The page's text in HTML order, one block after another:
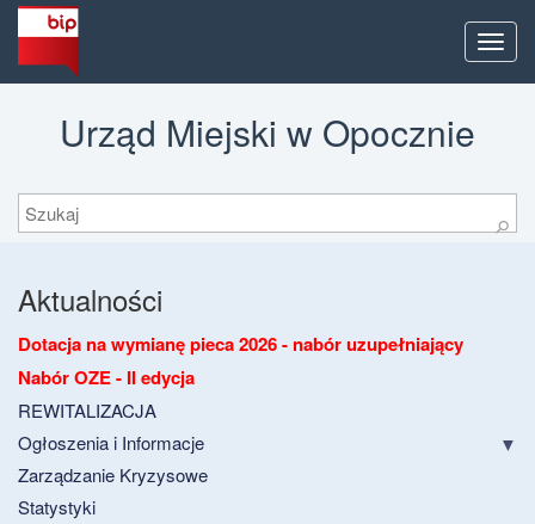
Menu
Urząd Miejski w Opocznie
Szukaj
⚲
Aktualności
Dotacja na wymianę pieca 2026 - nabór uzupełniający
Nabór OZE - II edycja
REWITALIZACJA
Ogłoszenia i Informacje
Zarządzanie Kryzysowe
Statystyki